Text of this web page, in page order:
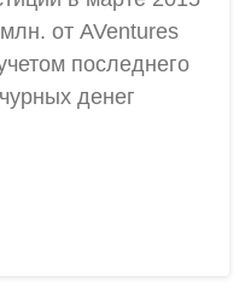
от AVentures
последнего
денег